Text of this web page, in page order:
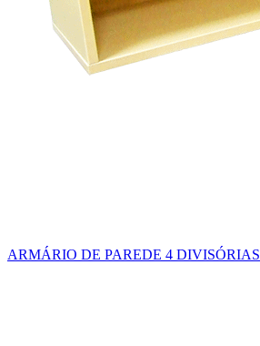
ARMÁRIO DE PAREDE 4 DIVISÓRIAS